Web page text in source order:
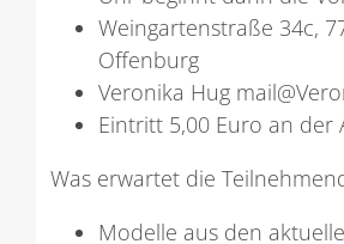
Weingartenstraße 34c,
Offenburg
Veronika Hug
Eintritt 5,00 Euro an der
Was erwartet die
Modelle aus den